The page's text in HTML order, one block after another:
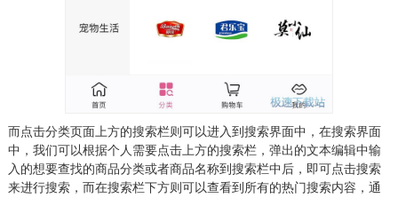
而点击分类页面上方的搜索栏则可以进入到搜索界面中，在搜索界面
中，我们可以根据个人需要点击上方的搜索栏，弹出的文本编辑中输
入的想要查找的商品分类或者商品名称到搜索栏中后，即可点击搜索
来进行搜索，而在搜索栏下方则可以查看到所有的热门搜索内容，通